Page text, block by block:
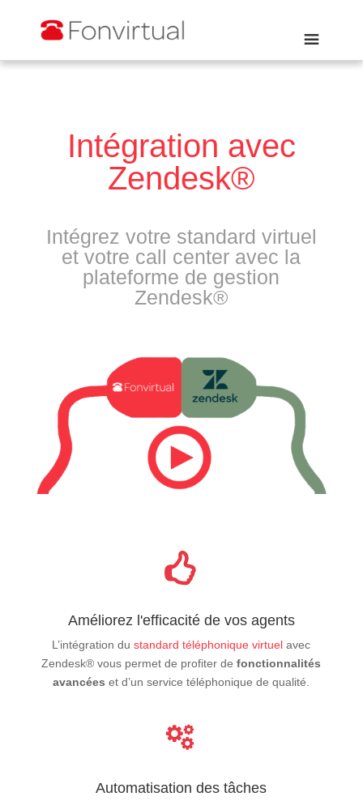
Intégration avec
Zendesk®
Intégrez votre standard virtuel
et votre call center avec la
plateforme de gestion
Zendesk®
Améliorez l'efficacité de vos agents
L’intégration du standard téléphonique virtuel avec
Zendesk® vous permet de profiter defonctionnalités
avancées et d’un service téléphonique de qualité.
Automatisation des tâches